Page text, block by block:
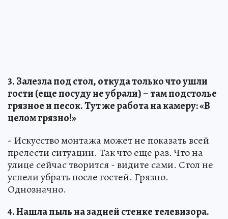
3. Залезла под стол, откуда только что ушли
гости (еще посуду не убрали) – там подстолье
грязное и песок. Тут же работа на камеру: «В
целом грязно!»
- Искусство монтажа может не показать всей
прелести ситуации. Так что еще раз. Что на
улице сейчас творится - видите сами. Стол не
успели убрать после гостей. Грязно.
Однозначно.
4. Нашла пыль на задней стенке телевизора.